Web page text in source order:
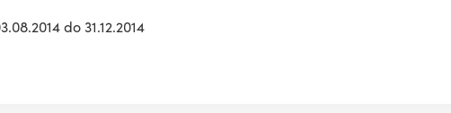
do 31.12.2014